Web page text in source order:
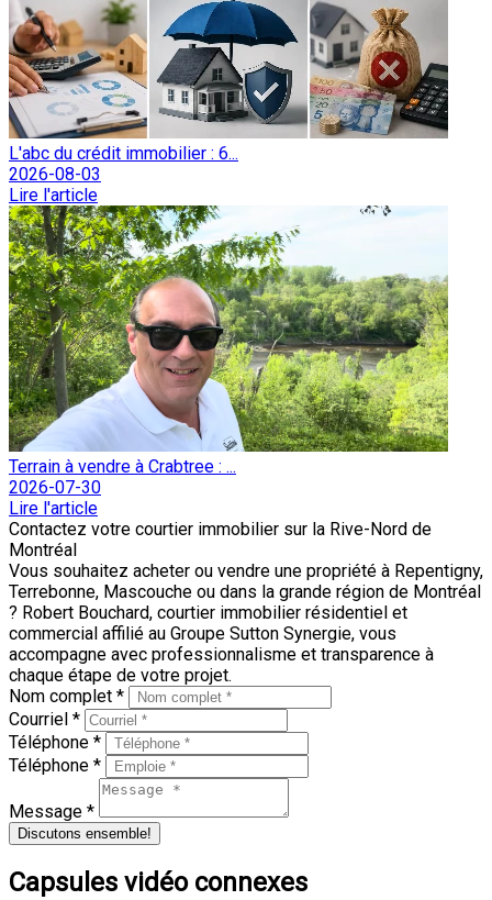
L'abc du crédit immobilier : 6...
2026-08-03
Lire l'article
Terrain à vendre à Crabtree : ...
2026-07-30
Lire l'article
Contactez votre courtier immobilier sur la Rive-Nord de
Montréal
Vous souhaitez acheter ou vendre une propriété à Repentigny,
Terrebonne, Mascouche ou dans la grande région de Montréal
? Robert Bouchard, courtier immobilier résidentiel et
commercial affilié au Groupe Sutton Synergie, vous
accompagne avec professionnalisme et transparence à
chaque étape de votre projet.
Nom complet *
Courriel *
Téléphone *
Téléphone *
Message *
Discutons ensemble!
Capsules vidéo connexes